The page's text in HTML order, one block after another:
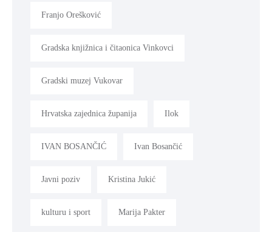
Franjo Orešković
Gradska knjižnica i čitaonica Vinkovci
Gradski muzej Vukovar
Hrvatska zajednica županija Ilok
IVAN BOSANČIĆ Ivan Bosančić
Javni poziv Kristina Jukić
kulturu i sport Marija Pakter